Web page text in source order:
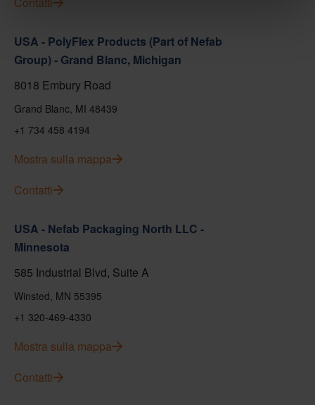
USA - PolyFlex Products (Part of Nefab
Group) - Grand Blanc, Michigan
8018 Embury Road
Grand Blanc, MI 48439
+1 734 458 4194
Mostra sulla mappa
Contatti
USA - Nefab Packaging North LLC -
Minnesota
585 Industrial Blvd, Suite A
Winsted, MN 55395
+1 320-469-4330
Mostra sulla mappa
Contatti